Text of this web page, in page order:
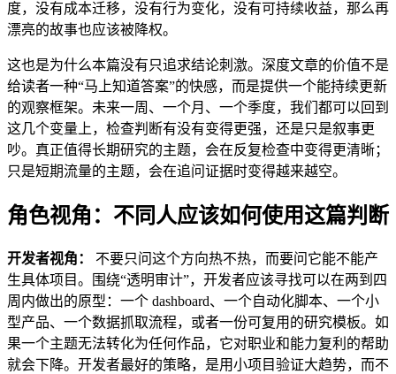
度，没有成本迁移，没有行为变化，没有可持续收益，那么再
漂亮的故事也应该被降权。
这也是为什么本篇没有只追求结论刺激。深度文章的价值不是
给读者一种“马上知道答案”的快感，而是提供一个能持续更新
的观察框架。未来一周、一个月、一个季度，我们都可以回到
这几个变量上，检查判断有没有变得更强，还是只是叙事更
吵。真正值得长期研究的主题，会在反复检查中变得更清晰；
只是短期流量的主题，会在追问证据时变得越来越空。
角色视角：不同人应该如何使用这篇判断
开发者视角：
不要只问这个方向热不热，而要问它能不能产
生具体项目。围绕“透明审计”，开发者应该寻找可以在两到四
周内做出的原型：一个 dashboard、一个自动化脚本、一个小
型产品、一个数据抓取流程，或者一份可复用的研究模板。如
果一个主题无法转化为任何作品，它对职业和能力复利的帮助
就会下降。开发者最好的策略，是用小项目验证大趋势，而不